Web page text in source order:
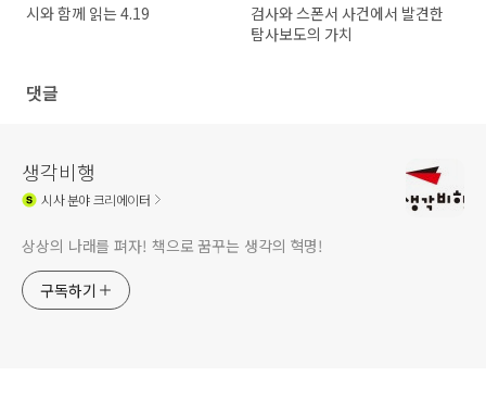
시와 함께 읽는 4.19
검사와 스폰서 사건에서 발견한
탐사보도의 가치
댓글
생각비행
시사분야 크리에이터
상상의 나래를 펴자! 책으로 꿈꾸는 생각의 혁명!
구독하기